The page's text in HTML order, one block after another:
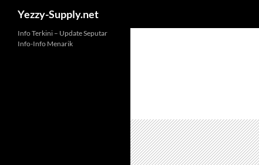
Yezzy-Supply.net
Info Terkini – Update Seputar
Info-Info Menarik